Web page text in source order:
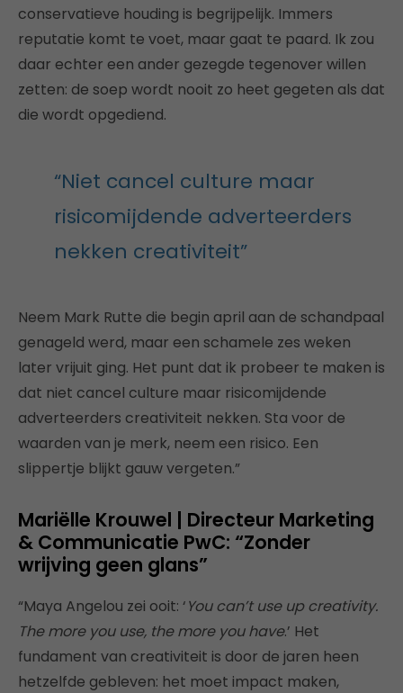
conservatieve houding is begrijpelijk. Immers
reputatie komt te voet, maar gaat te paard. Ik zou
daar echter een ander gezegde tegenover willen
zetten: de soep wordt nooit zo heet gegeten als dat
die wordt opgediend.
“Niet cancel culture maar
risicomijdende adverteerders
nekken creativiteit”
Neem Mark Rutte die begin april aan de schandpaal
genageld werd, maar een schamele zes weken
later vrijuit ging. Het punt dat ik probeer te maken is
dat niet cancel culture maar risicomijdende
adverteerders creativiteit nekken. Sta voor de
waarden van je merk, neem een risico. Een
slippertje blijkt gauw vergeten.”
Mariëlle Krouwel | Directeur Marketing
& Communicatie PwC: “Zonder
wrijving geen glans”
“Maya Angelou zei ooit: ‘You can’t use up creativity.
The more you use, the more you have.’ Het
fundament van creativiteit is door de jaren heen
hetzelfde gebleven: het moet impact maken,